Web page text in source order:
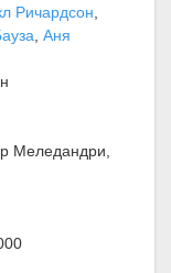
Ричардсон,
, Аня
Меледандри,